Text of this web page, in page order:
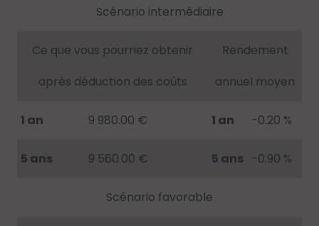
Scénario intermédiaire
Ce que vous pourriez obtenir
après déduction des coûts
Rendement
annuel moyen
1 an 9 980.00 € 1 an -0.20 %
5 ans 9 560.00 € 5 ans -0.90 %
Scénario favorable